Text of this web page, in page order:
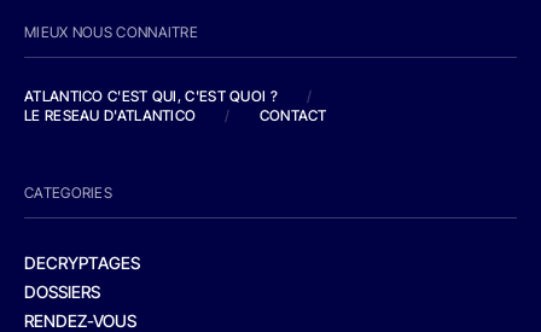
MIEUX NOUS CONNAITRE
ATLANTICO C'EST QUI, C'EST QUOI ?
/
LE RESEAU D'ATLANTICO
/ CONTACT
CATEGORIES
DECRYPTAGES
DOSSIERS
RENDEZ-VOUS